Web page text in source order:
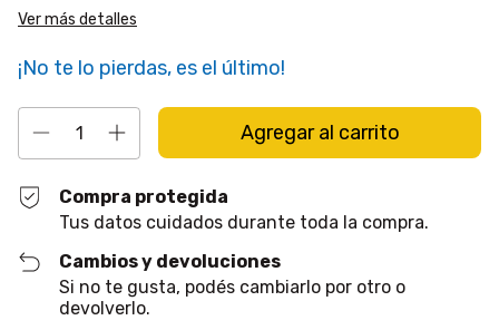
Ver más detalles
¡No te lo pierdas, es el último!
Compra protegida
Tus datos cuidados durante toda la compra.
Cambios y devoluciones
Si no te gusta, podés cambiarlo por otro o
devolverlo.